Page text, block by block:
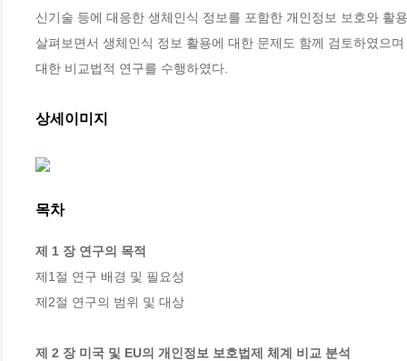
신기술 등에 대응한 생체인식 정보를 포함한 개인정보 보호와 활
살펴보면서 생체인식 정보 활용에 대한 문제도 함께 검토하였으
대한 비교법적 연구를 수행하였다.
상세이미지
목차
제 1 장 연구의 목적
제1절 연구 배경 및 필요성
제2절 연구의 범위 및 대상
제 2 장 미국 및 EU의 개인정보 보호법제 체계 비교 분석